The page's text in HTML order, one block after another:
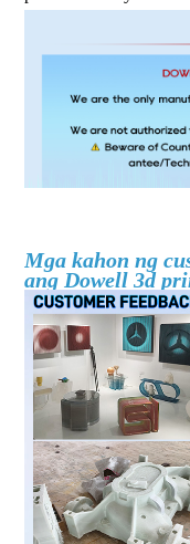
Mga kahon ng
ang Dowell 3d